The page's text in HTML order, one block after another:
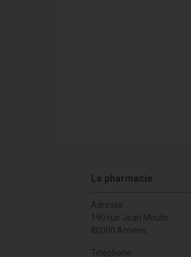
La pharmacie
Adresse
190 rue Jean Moulin
80000 Amiens
Téléphone